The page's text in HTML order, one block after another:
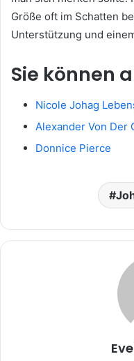
Größe oft im Schatten
Unterstützung und
Sie können
Nicole Johag
Alexander Von Der
Donnice Pierce